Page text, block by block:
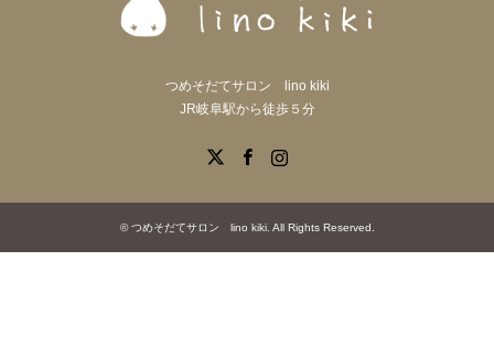
つめそだてサロン lino kiki
JR岐阜駅から徒歩５分
©つめそだてサロン lino kiki. All Rights Reserved.